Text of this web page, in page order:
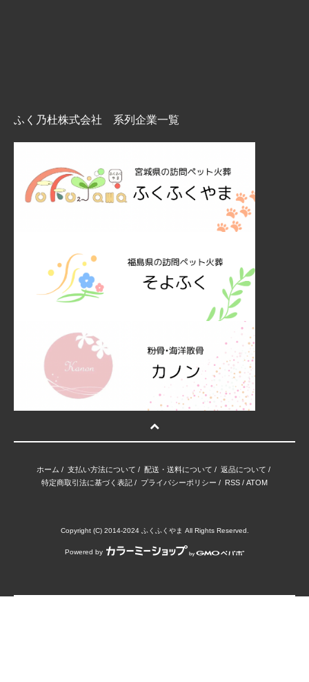
ふく乃杜株式会社 系列企業一覧
ホーム / 支払い方法について / 配送・送料について / 返品について /
特定商取引法に基づく表記 / プライバシーポリシー / RSS / ATOM
Copyright (C) 2014-2024 ふくふくやま All Rights Reserved.
Powered by